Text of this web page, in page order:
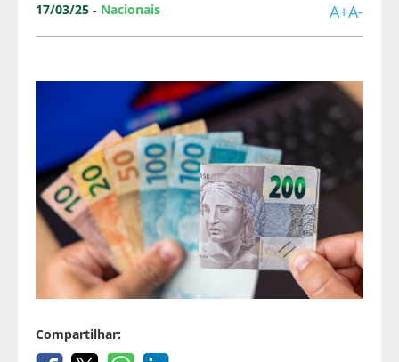
17/03/25 - Nacionais A+A-
Compartilhar: